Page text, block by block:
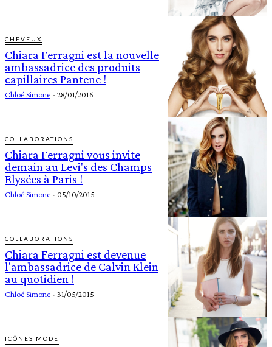
CHEVEUX
Chiara Ferragni est la nouvelle
ambassadrice des produits
capillaires Pantene !
Chloé Simone - 28/01/2016
COLLABORATIONS
Chiara Ferragni vous invite
demain au Levi's des Champs
Elysées à Paris !
Chloé Simone - 05/10/2015
COLLABORATIONS
Chiara Ferragni est devenue
l'ambassadrice de Calvin Klein
au quotidien !
Chloé Simone - 31/05/2015
ICÔNES MODE